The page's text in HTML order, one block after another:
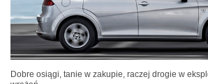
Dobre osiągi, tanie w zakupie, raczej drogie w